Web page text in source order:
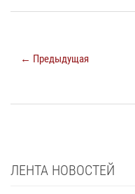
← Предыдущая
ЛЕНТА НОВОСТЕЙ